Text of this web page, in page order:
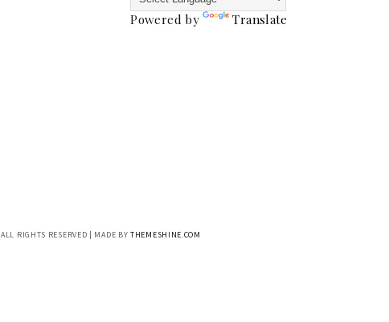
Powered by Translate
. ALL RIGHTS RESERVED | MADE BYTHEMESHINE.COM